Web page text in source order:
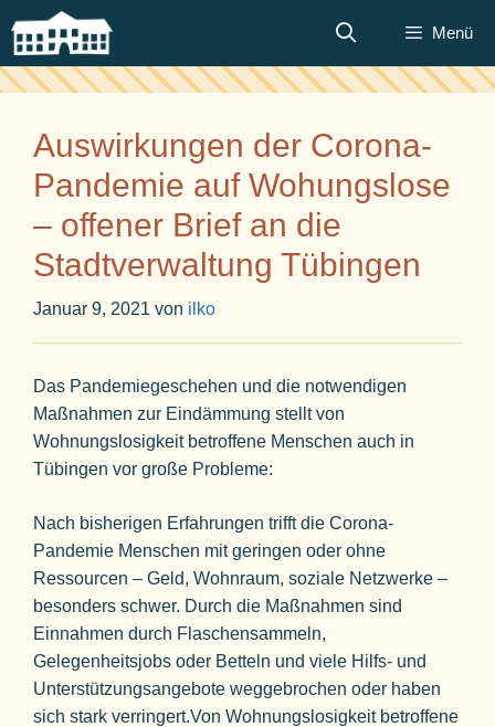
Inhalt
springen
Menü
Auswirkungen der Corona-
Pandemie auf Wohungslose
– offener Brief an die
Stadtverwaltung Tübingen
Januar 9, 2021 von ilko
Das Pandemiegeschehen und die notwendigen
Maßnahmen zur Eindämmung stellt von
Wohnungslosigkeit betroffene Menschen auch in
Tübingen vor große Probleme:
Nach bisherigen Erfahrungen trifft die Corona-
Pandemie Menschen mit geringen oder ohne
Ressourcen – Geld, Wohnraum, soziale Netzwerke –
besonders schwer. Durch die Maßnahmen sind
Einnahmen durch Flaschensammeln,
Gelegenheitsjobs oder Betteln und viele Hilfs- und
Unterstützungsangebote weggebrochen oder haben
sich stark verringert.Von Wohnungslosigkeit betroffene